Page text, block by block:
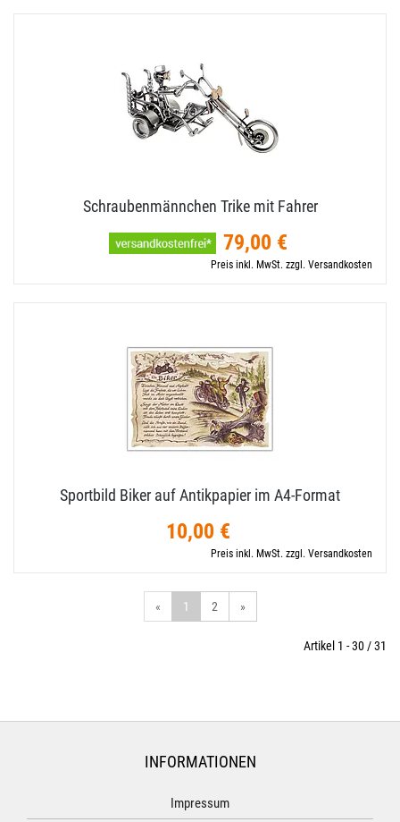
Schraubenmännchen Trike mit Fahrer
79,00 €
Preis inkl. MwSt. zzgl. Versandkosten
Sportbild Biker auf Antikpapier im A4-​Format
10,00 €
Preis inkl. MwSt. zzgl. Versandkosten
« 1 2 »
Artikel 1 - 30 / 31
INFORMATIONEN
Impressum